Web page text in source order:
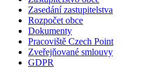
Zasedání zastupitelstva
Rozpočet obce
Dokumenty
Pracoviště Czech Point
Zveřejňované smlouvy
GDPR